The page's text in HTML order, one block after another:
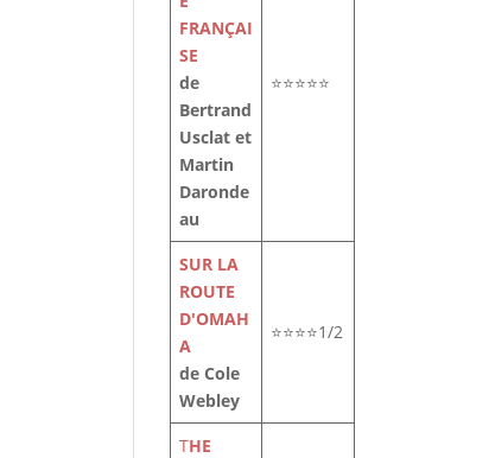
FRANÇAI
SE
de
Bertrand
Usclat et
Martin
Daronde
au
⭐⭐⭐⭐⭐
SUR LA
ROUTE
D'OMAH
A
de Cole
Webley
⭐⭐⭐⭐1/2
THE